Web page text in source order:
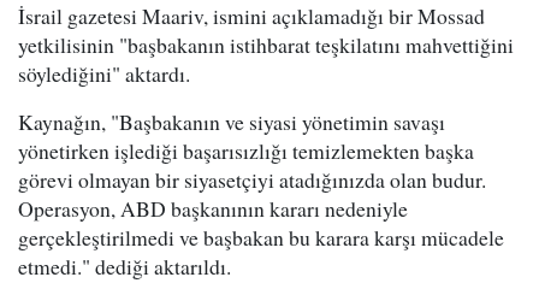
İsrail gazetesi Maariv, ismini açıklamadığı bir Mossad
yetkilisinin "başbakanın istihbarat teşkilatını mahvettiğini
söylediğini" aktardı.
Kaynağın, "Başbakanın ve siyasi yönetimin savaşı
yönetirken işlediği başarısızlığı temizlemekten başka
görevi olmayan bir siyasetçiyi atadığınızda olan budur.
Operasyon, ABD başkanının kararı nedeniyle
gerçekleştirilmedi ve başbakan bu karara karşı mücadele
etmedi." dediği aktarıldı.